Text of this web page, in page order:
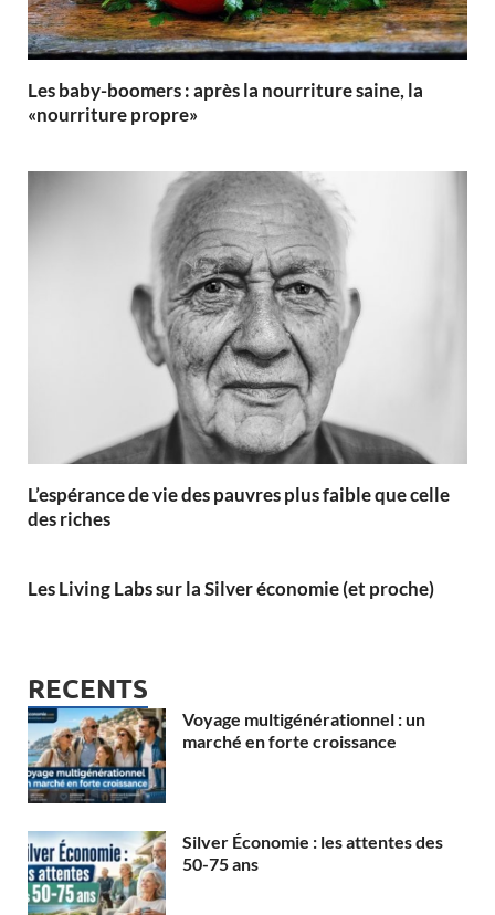
Les baby-boomers : après la nourriture saine, la
«nourriture propre»
L’espérance de vie des pauvres plus faible que celle
des riches
Les Living Labs sur la Silver économie (et proche)
RECENTS
Voyage multigénérationnel : un
marché en forte croissance
Silver Économie : les attentes des
50-75 ans